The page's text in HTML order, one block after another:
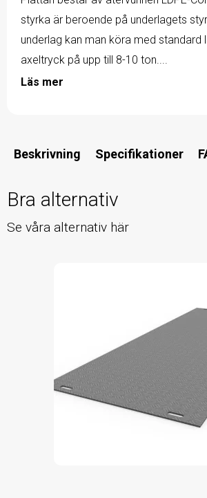
styrka är beroende på underlagets
underlag kan man köra med standard
axeltryck på upp till 8-10 ton....
Läs mer
Beskrivning Specifikationer
Bra alternativ
Se våra alternativ här